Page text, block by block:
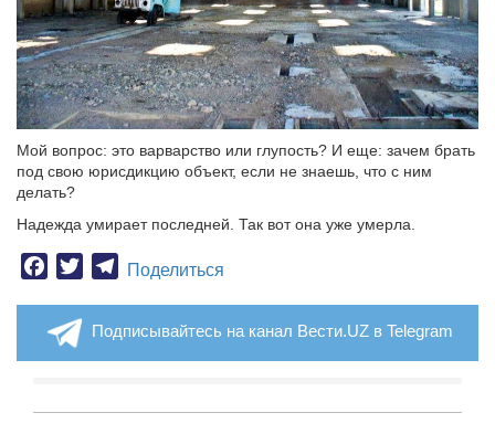
Мой вопрос: это варварство или глупость? И еще: зачем брать
под свою юрисдикцию объект, если не знаешь, что с ним
делать?
Надежда умирает последней. Так вот она уже умерла.
Facebook
TwitterTelegram
Поделиться
Подписывайтесь на канал Вести.UZ в Telegram